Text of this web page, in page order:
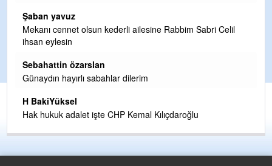
Şaban yavuz
Mekanı cennet olsun kederli ailesine Rabbim Sabri Celil
ihsan eylesin
Sebahattin özarslan
Günaydın hayırlı sabahlar dilerim
H BakiYüksel
Hak hukuk adalet işte CHP Kemal Kılıçdaroğlu